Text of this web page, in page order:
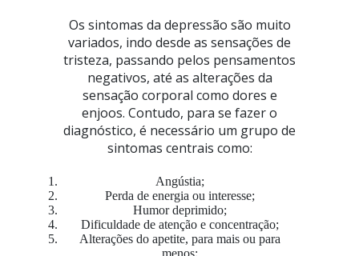
Os sintomas da depressão são muito
variados, indo desde as sensações de
tristeza, passando pelos pensamentos
negativos, até as alterações da
sensação corporal como dores e
enjoos. Contudo, para se fazer o
diagnóstico, é necessário um grupo de
sintomas centrais como:
Angústia;
Perda de energia ou interesse;
Humor deprimido;
Dificuldade de atenção e concentração;
Alterações do apetite, para mais ou para